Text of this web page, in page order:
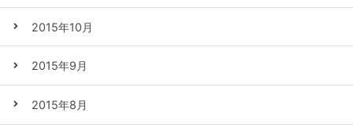
2015年10月
2015年9月
2015年8月